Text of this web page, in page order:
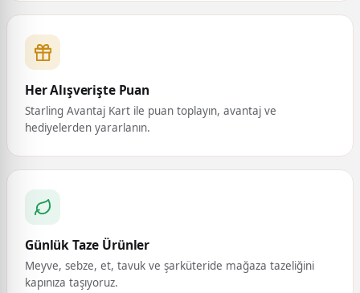
Her Alışverişte Puan
Starling Avantaj Kart ile puan toplayın, avantaj ve
hediyelerden yararlanın.
Günlük Taze Ürünler
Meyve, sebze, et, tavuk ve şarküteride mağaza tazeliğini
kapınıza taşıyoruz.